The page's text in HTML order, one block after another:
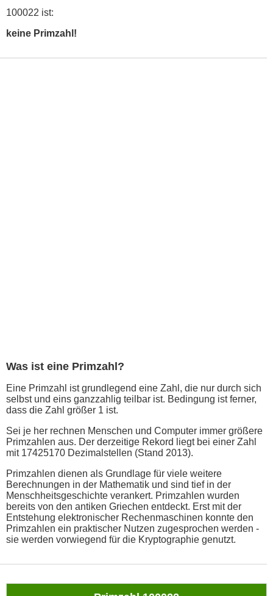
100022 ist:
keine Primzahl!
Was ist eine Primzahl?
Eine Primzahl ist grundlegend eine Zahl, die nur durch sich
selbst und eins ganzzahlig teilbar ist. Bedingung ist ferner,
dass die Zahl größer 1 ist.
Sei je her rechnen Menschen und Computer immer größere
Primzahlen aus. Der derzeitige Rekord liegt bei einer Zahl
mit 17425170 Dezimalstellen (Stand 2013).
Primzahlen dienen als Grundlage für viele weitere
Berechnungen in der Mathematik und sind tief in der
Menschheitsgeschichte verankert. Primzahlen wurden
bereits von den antiken Griechen entdeckt. Erst mit der
Entstehung elektronischer Rechenmaschinen konnte den
Primzahlen ein praktischer Nutzen zugesprochen werden -
sie werden vorwiegend für die Kryptographie genutzt.